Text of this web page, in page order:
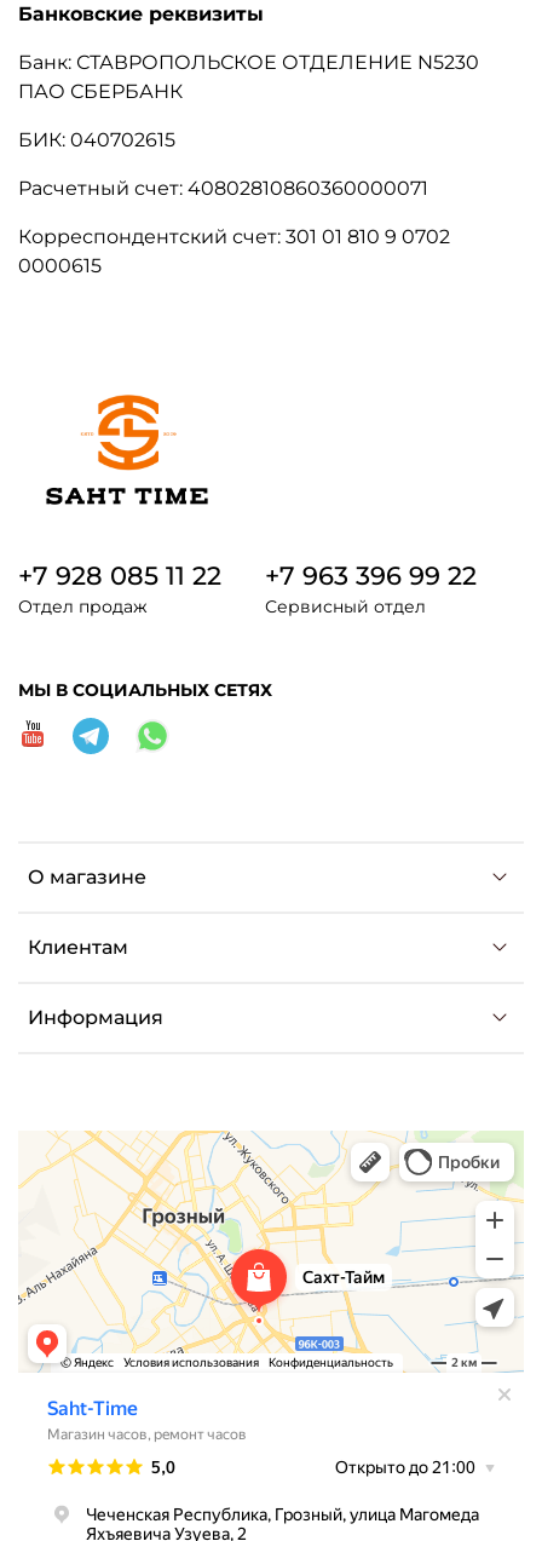
Банковские реквизиты
Банк: СТАВРОПОЛЬСКОЕ ОТДЕЛЕНИЕ N5230
ПАО СБЕРБАНК
БИК: 040702615
Расчетный счет: 40802810860360000071
Корреспондентский счет: 301 01 810 9 0702
0000615
О магазине
Клиентам
Информация
+7 928 085 11 22
Отдел продаж
+7 963 396 99 22
Сервисный отдел
МЫ В СОЦИАЛЬНЫХ СЕТЯХ